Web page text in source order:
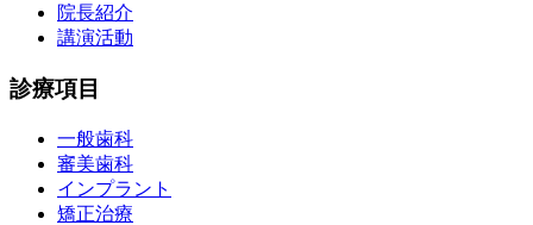
院長紹介
講演活動
診療項目
一般歯科
審美歯科
インプラント
矯正治療